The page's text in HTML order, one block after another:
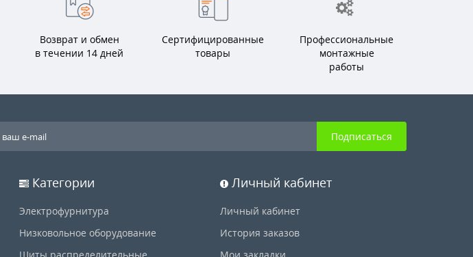
Возврат и обмен
в течении 14 дней
Сертифицированные
товары
Профессиональные
монтажные
работы
Подписаться
Категории
Электрофурнитура
Низковольное оборудование
Щиты распределительные
Личный кабинет
Личный кабинет
История заказов
Мои закладки